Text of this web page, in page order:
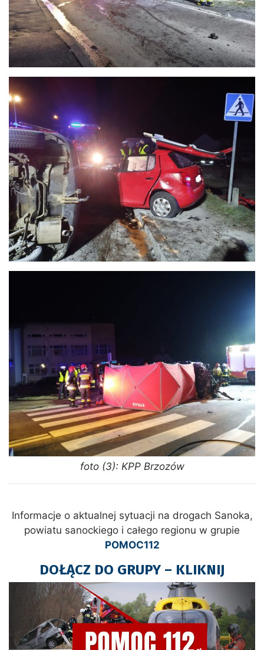
foto (3): KPP Brzozów
Informacje o aktualnej sytuacji na drogach Sanoka,
powiatu sanockiego i całego regionu w grupie
POMOC112
DOŁĄCZ DO GRUPY – KLIKNIJ